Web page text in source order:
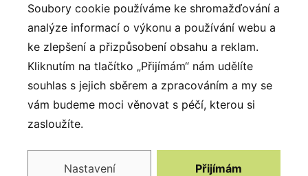
parky a fit zóny, městské parky, školy, sportoviště,
komunitní a rekreační prostory. Prvek je odolný vůči
povětrnostním vlivům a splňuje evropské
bezpečnostní normy. Použitý materiál je odolný vůči
vlhkosti, slunečnímu záření a opotřebení, což snižuje
Vybavení
Soubory cookie používáme ke shromažďování a
analýze informací o výkonu a používání webu a
ke zlepšení a přizpůsobení obsahu a reklam.
Kliknutím na tlačítko „Přijímám“ nám udělíte
souhlas s jejich sběrem a zpracováním a my se
vám budeme moci věnovat s péčí, kterou si
zasloužíte.
Nastavení Přijímám